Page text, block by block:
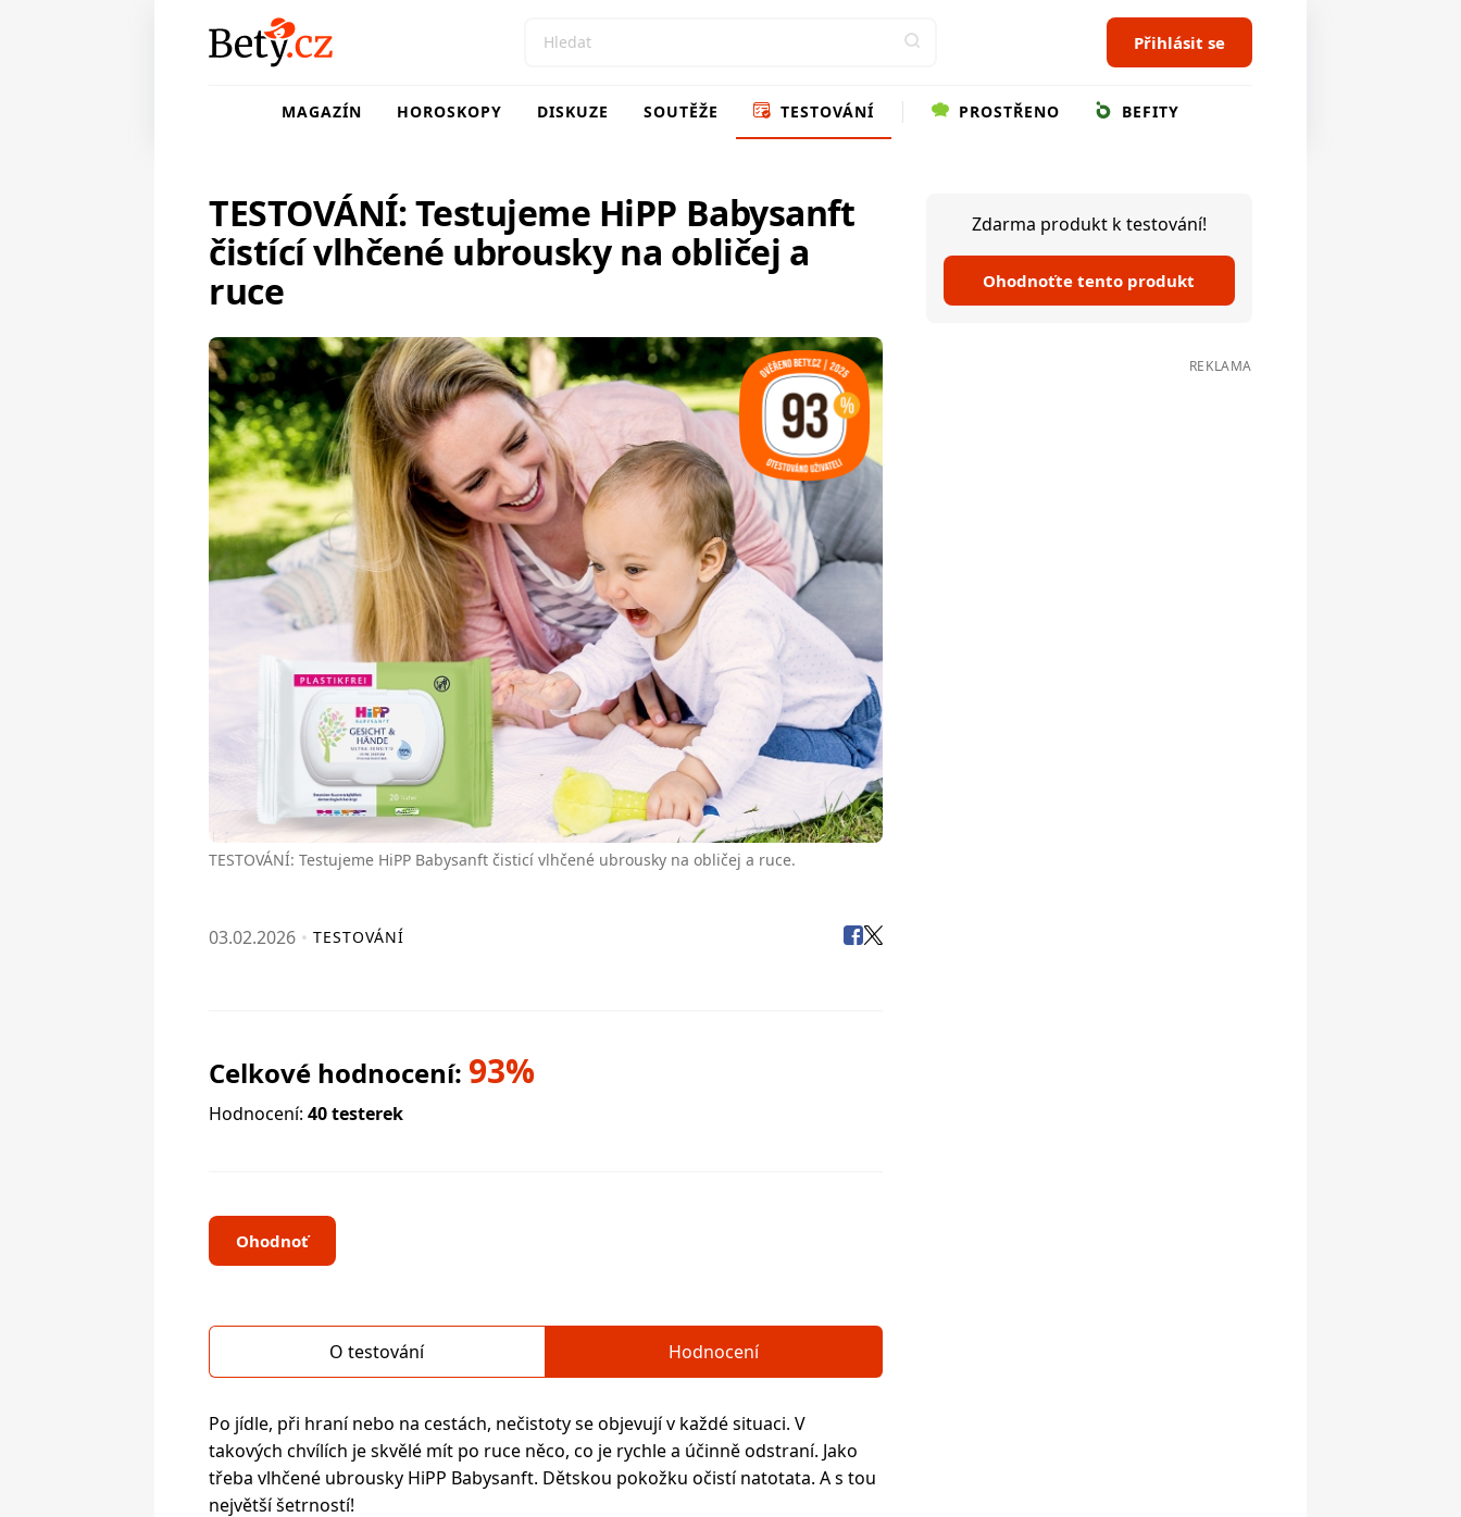
Přihlásit se
MAGAZÍN HOROSKOPY DISKUZE SOUTĚŽE TESTOVÁNÍ PROSTŘENO BEFITY
TESTOVÁNÍ: Testujeme HiPP Babysanft
čistící vlhčené ubrousky na obličej a
ruce
TESTOVÁNÍ: Testujeme HiPP Babysanft čisticí vlhčené ubrousky na obličej a ruce.
03.02.2026 TESTOVÁNÍ
Celkové hodnocení: 93%
Hodnocení: 40 testerek
Ohodnoť
O testování Hodnocení
Po jídle, při hraní nebo na cestách, nečistoty se objevují v každé situaci. V
takových chvílích je skvělé mít po ruce něco, co je rychle a účinně odstraní. Jako
třeba vlhčené ubrousky HiPP Babysanft. Dětskou pokožku očistí natotata. A s tou
největší šetrností!
Zdarma produkt k testování!
Ohodnoťte tento produkt
REKLAMA